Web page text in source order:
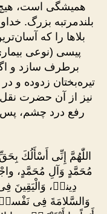
همیشگى است، هیچ
بلندمرتبه بزرگ.
بلاها را که
پیسی (نوعی
برطرف سازد و
تیره‌بختان زدوده و
نیز از آن حضرت نقل
رفع درد چشم، پس
اللّٰهُمَّ إِنِّى أَسْأَلُكَ
مُحَمَّدٍ وَآلِ مُحَمَّدٍ،
دِينىٖ، وَالْيَقِينَ
وَالسَّلامَةَ فِى